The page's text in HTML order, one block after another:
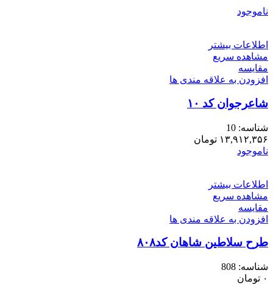
ناموجود
اطلاعات بیشتر
مشاهده سریع
مقایسه
افزودن به علاقه مندی ها
شاعرجوان کد ۱۰
شناسه: 10
۱۳,۹۱۲,۳۵۶ تومان
ناموجود
اطلاعات بیشتر
مشاهده سریع
مقایسه
افزودن به علاقه مندی ها
طرح سلاطین شاهان کد۸۰۸
شناسه: 808
۰ تومان